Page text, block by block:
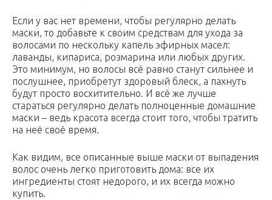
Если у вас нет времени, чтобы регулярно делать
маски, то добавьте к своим средствам для ухода за
волосами по нескольку капель эфирных масел:
лаванды, кипариса, розмарина или любых других.
Это минимум, но волосы всё равно станут сильнее и
послушнее, приобретут здоровый блеск, а пахнуть
будут просто восхитительно. И всё же лучше
стараться регулярно делать полноценные домашние
маски – ведь красота всегда стоит того, чтобы тратить
на неё своё время.
Как видим, все описанные выше маски от выпадения
волос очень легко приготовить дома: все их
ингредиенты стоят недорого, и их всегда можно
купить.